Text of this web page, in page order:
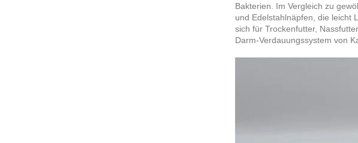
Bakterien. Im Vergleich zu
und Edelstahlnäpfen, die leicht
sich für Trockenfutter,
Darm-Verdauungssystem von